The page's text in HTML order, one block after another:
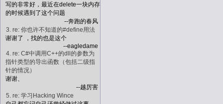
写的非常好，最近在delete一块内存
的时候遇到了这个问题
--奔跑的春风
3. re: 你也许不知道的#define用法
谢谢了 ，找的也是这个
--eagledame
4. re: C#中调用C++的dll的参数为
指针类型的导出函数（包括二级指
针的情况）
谢谢、
--越厉害
5. re: 学习Hacking Wince